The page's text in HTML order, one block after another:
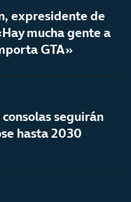
expresidente de
mucha gente a
GTA»
seguirán
hasta 2030